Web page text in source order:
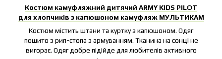
Костюм камуфляжний дитячий ARMY KIDS PILOT
для хлопчиків з капюшоном камуфляж МУЛЬТИКАМ
Костюм містить штани та куртку з капюшоном. Одяг
пошито з рип-стопа з армуванням. Тканина на сонці не
вигорає. Одяг добре підійде для любителів активного